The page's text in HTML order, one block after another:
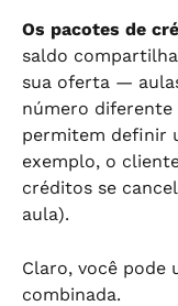
Os pacotes de
saldo
sua oferta —
número diferente
permitem definir
exemplo, o
créditos se
aula).
Claro, você pode
combinada.